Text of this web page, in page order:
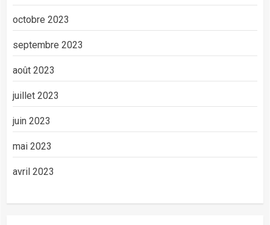
octobre 2023
septembre 2023
août 2023
juillet 2023
juin 2023
mai 2023
avril 2023